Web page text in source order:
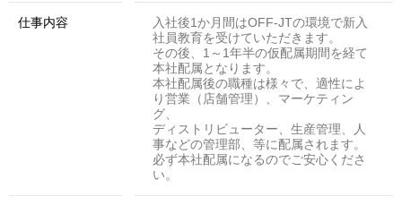
仕事内容
入社後1か月間はOFF-JTの環境で新入
社員教育を受けていただきます。
その後、1～1年半の仮配属期間を経て
本社配属となります。
本社配属後の職種は様々で、適性によ
り営業（店舗管理）、マーケティン
グ、
ディストリビューター、生産管理、人
事などの管理部、等に配属されます。
必ず本社配属になるのでご安心くださ
い。